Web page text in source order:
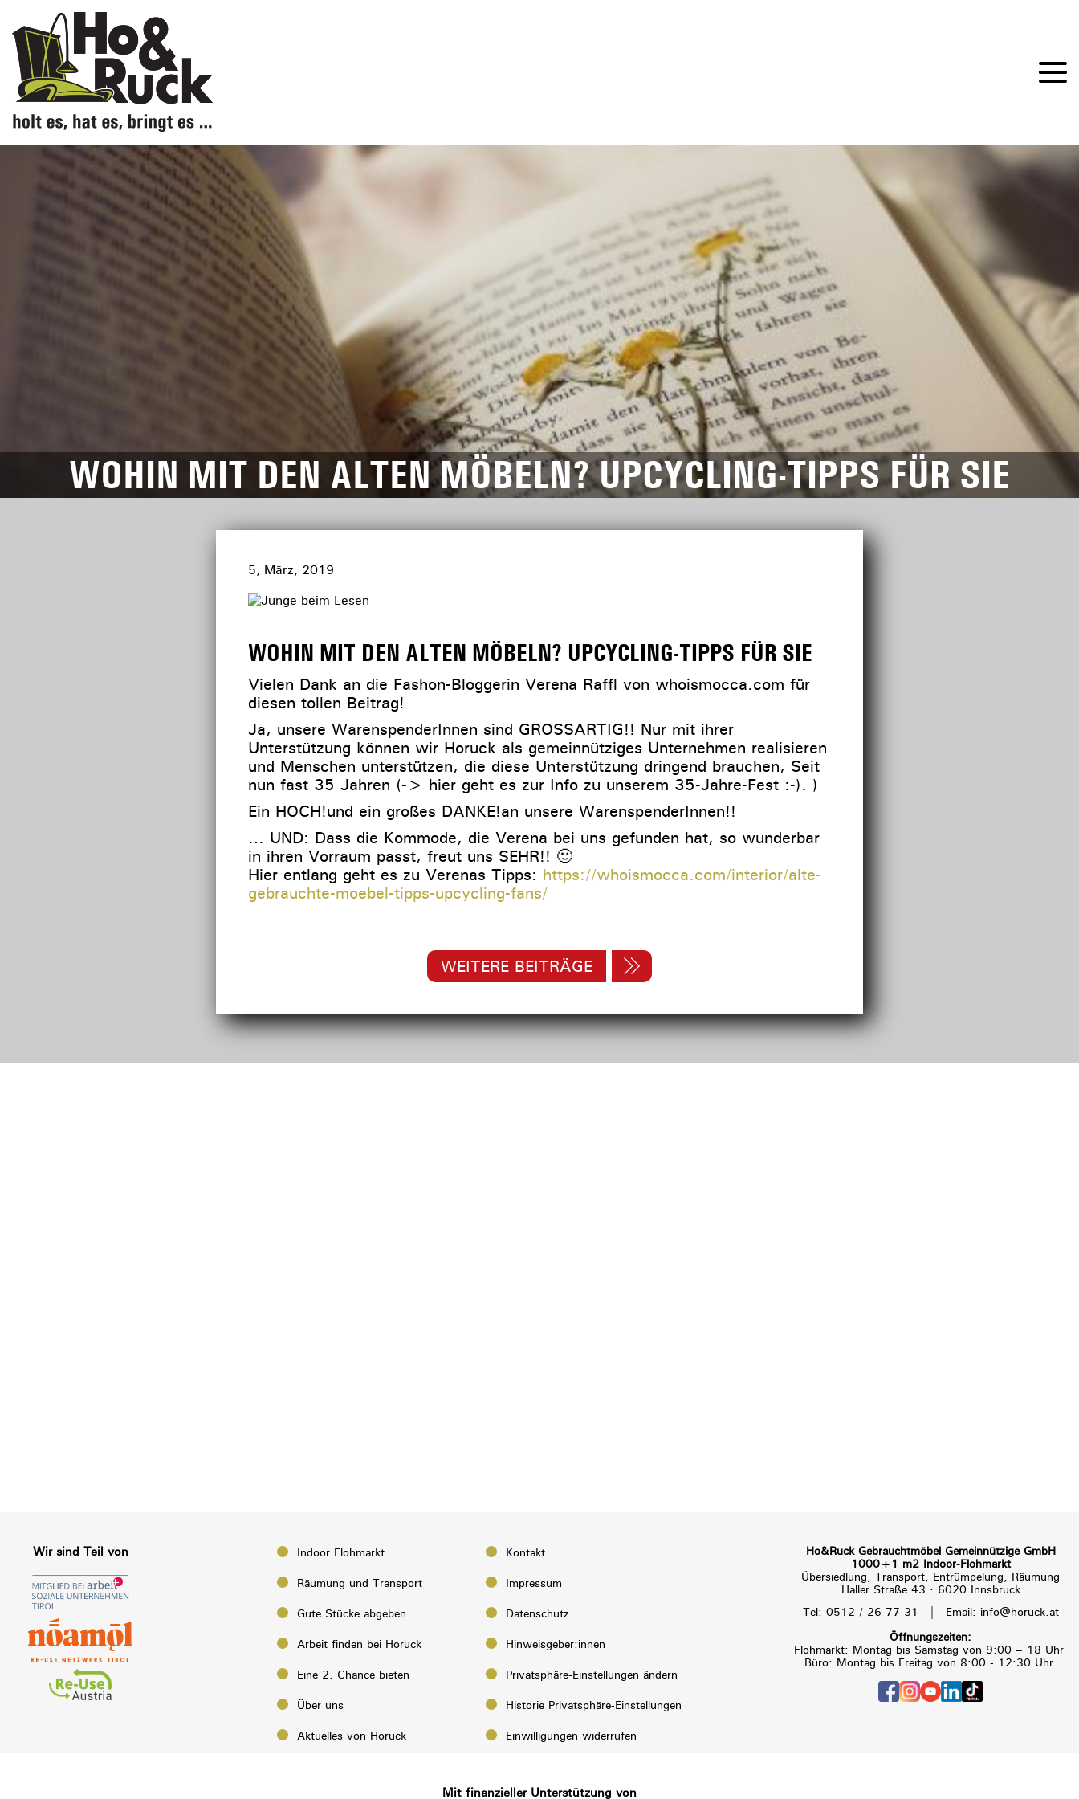
WOHIN MIT DEN ALTEN MÖBELN? UPCYCLING-TIPPS FÜR SIE
5, März, 2019
WOHIN MIT DEN ALTEN MÖBELN? UPCYCLING-TIPPS FÜR SIE
Vielen Dank an die Fashon-Bloggerin Verena Raffl von whoismocca.com für
diesen tollen Beitrag!
Ja, unsere WarenspenderInnen sind GROSSARTIG!! Nur mit ihrer
Unterstützung können wir Horuck als gemeinnütziges Unternehmen realisieren
und Menschen unterstützen, die diese Unterstützung dringend brauchen, Seit
nun fast 35 Jahren (-> hier geht es zur Info zu unserem 35-Jahre-Fest :-). )
Ein HOCH!und ein großes DANKE!an unsere WarenspenderInnen!!
… UND: Dass die Kommode, die Verena bei uns gefunden hat, so wunderbar
in ihren Vorraum passt, freut uns SEHR!! 🙂
Hier entlang geht es zu Verenas Tipps: https://whoismocca.com/interior/alte-
gebrauchte-moebel-tipps-upcycling-fans/
WEITERE BEITRÄGE
Wir sind Teil von Indoor Flohmarkt
Räumung und Transport
Gute Stücke abgeben
Arbeit finden bei Horuck
Eine 2. Chance bieten
Über uns
Aktuelles von Horuck
Kontakt
Impressum
Datenschutz
Hinweisgeber:innen
Privatsphäre-Einstellungen ändern
Historie Privatsphäre-Einstellungen
Einwilligungen widerrufen
Ho&Ruck Gebrauchtmöbel Gemeinnützige GmbH
1000+1 m2 Indoor-Flohmarkt
Übersiedlung, Transport, Entrümpelung, Räumung
Haller Straße 43 · 6020 Innsbruck
Tel: 0512 / 26 77 31
|
Email: info@horuck.at
Öffnungszeiten:
Flohmarkt: Montag bis Samstag von 9:00 – 18 Uhr
Büro: Montag bis Freitag von 8:00 - 12:30 Uhr
Mit finanzieller Unterstützung von